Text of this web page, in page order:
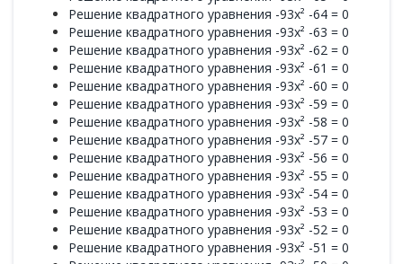
Решение квадратного уравнения -93x² -64 = 0
Решение квадратного уравнения -93x² -63 = 0
Решение квадратного уравнения -93x² -62 = 0
Решение квадратного уравнения -93x² -61 = 0
Решение квадратного уравнения -93x² -60 = 0
Решение квадратного уравнения -93x² -59 = 0
Решение квадратного уравнения -93x² -58 = 0
Решение квадратного уравнения -93x² -57 = 0
Решение квадратного уравнения -93x² -56 = 0
Решение квадратного уравнения -93x² -55 = 0
Решение квадратного уравнения -93x² -54 = 0
Решение квадратного уравнения -93x² -53 = 0
Решение квадратного уравнения -93x² -52 = 0
Решение квадратного уравнения -93x² -51 = 0